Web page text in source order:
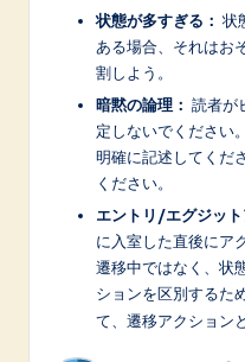
状態が多すぎる： 状
ある場合、それはお
割しよう。
暗黙の論理： 読者が
定しないでください
明確に記述してくだ
ください。
エントリ/エグジット
に入室した直後にア
遷移中ではなく、状
ションを区別するた
て、遷移アクション